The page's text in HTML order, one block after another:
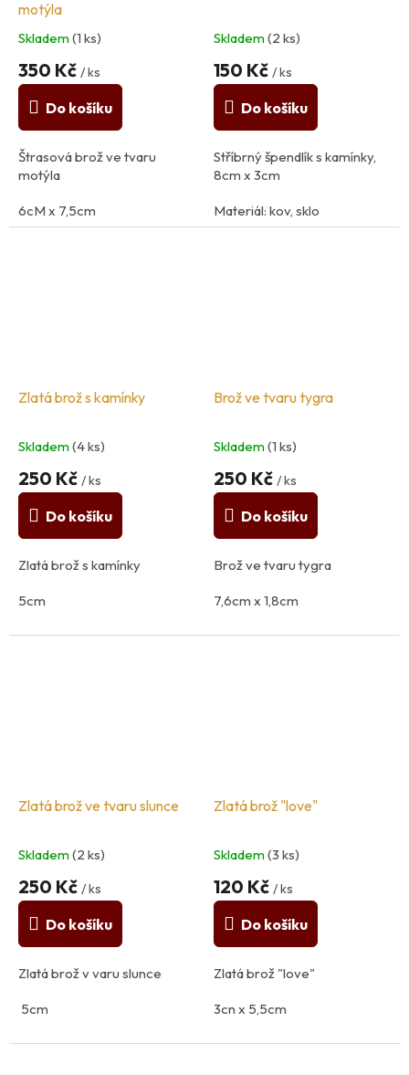
motýla
Skladem(1 ks)
350 Kč / ks
Do košíku
Štrasová brož ve tvaru
motýla
6cM x 7,5cm
Skladem(2 ks)
150 Kč / ks
Do košíku
Stříbrný špendlík s kamínky,
8cm x 3cm
Materiál: kov, sklo
Zlatá brož s kamínky
Skladem(4 ks)
250 Kč / ks
Do košíku
Zlatá brož s kamínky
5cm
Materiál: kov, sklo
Brož ve tvaru tygra
Skladem(1 ks)
250 Kč / ks
Do košíku
Brož ve tvaru tygra
7,6cm x 1,8cm
Materiál: kov
Zlatá brož ve tvaru slunce
Skladem(2 ks)
250 Kč / ks
Do košíku
Zlatá brož v varu slunce
5cm
Materiál: kov
Zlatá brož "love"
Skladem(3 ks)
120 Kč / ks
Do košíku
Zlatá brož "love"
3cn x 5,5cm
Materiál: kov, plast